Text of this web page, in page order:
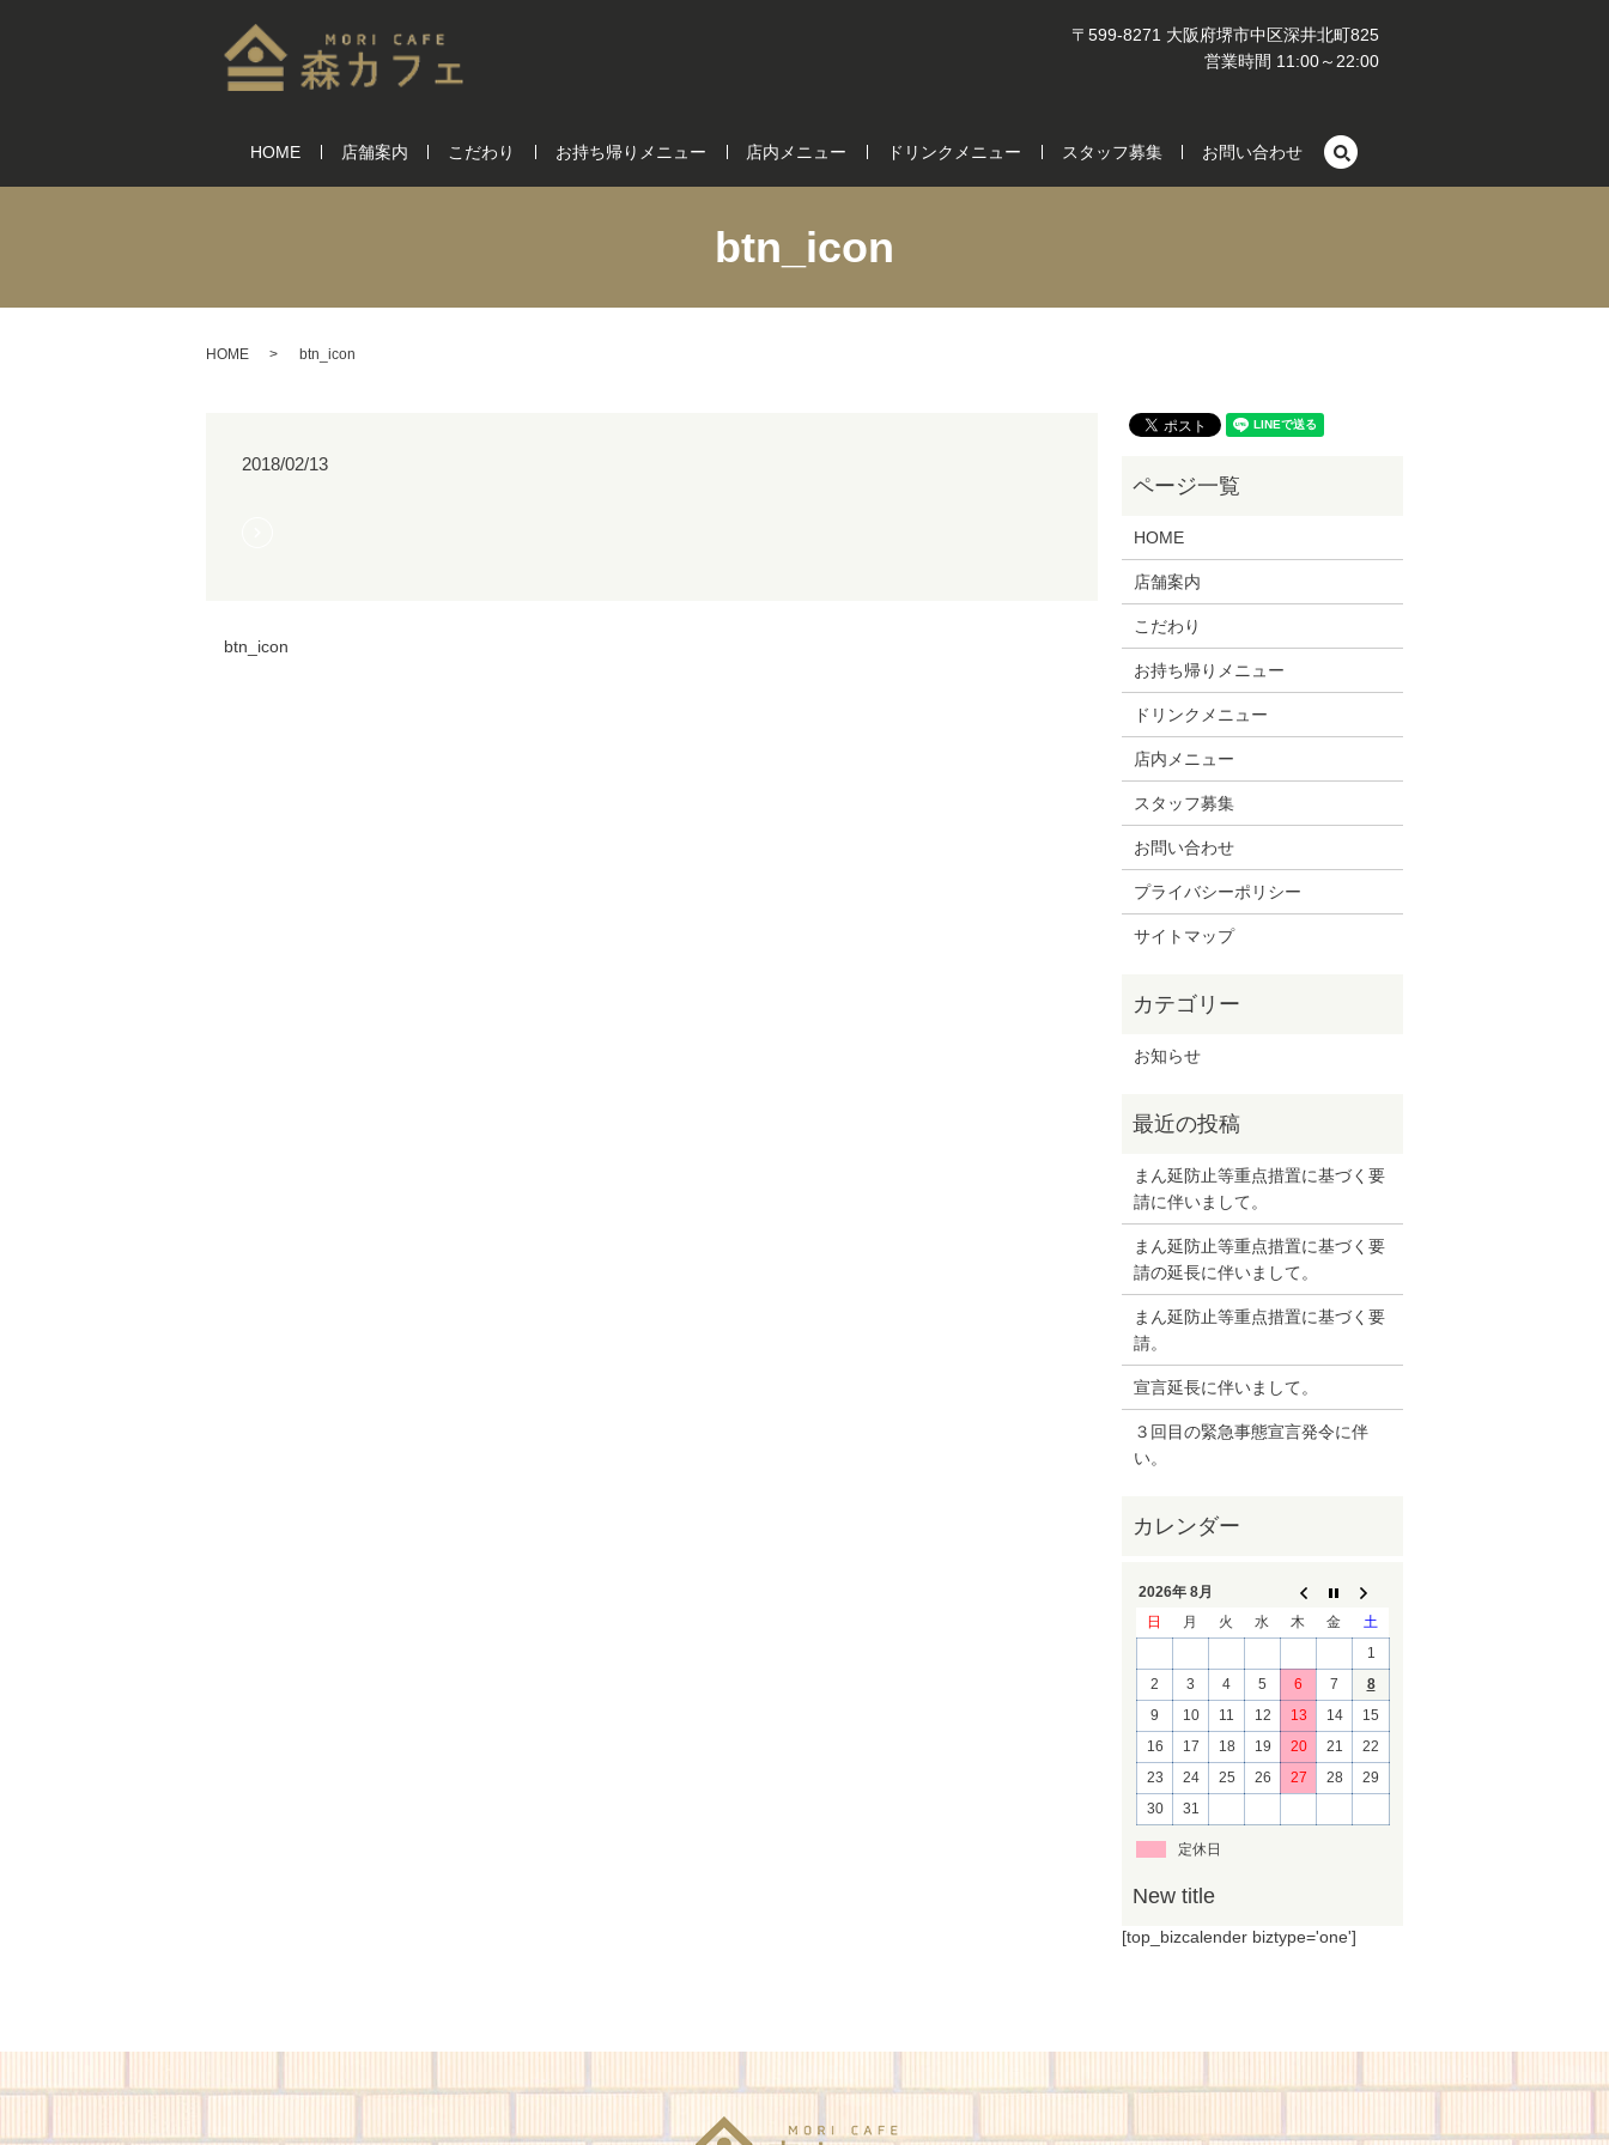
〒599-8271 大阪府堺市中区深井北町825
営業時間 11:00～22:00
HOME 店舗案内 こだわり お持ち帰りメニュー 店内メニュー ドリンクメニュー スタッフ募集 お問い合わせ
btn_icon
HOME btn_icon
2018/02/13
btn_icon
HOME
店舗案内
こだわり
お持ち帰りメニュー
ドリンクメニュー
店内メニュー
スタッフ募集
お問い合わせ
プライバシーポリシー
サイトマップ
お知らせ
まん延防止等重点措置に基づく要
請に伴いまして。
まん延防止等重点措置に基づく要
請の延長に伴いまして。
まん延防止等重点措置に基づく要
請。
宣言延長に伴いまして。
３回目の緊急事態宣言発令に伴
い。
2026年 8月
日
月 火 水 木 金
土
1
2
3 4 5 6 7
8
9
10 11 12 13 14
15
16
17 18 19 20 21
22
23
24 25 26 27 28
29
30
31
定休日